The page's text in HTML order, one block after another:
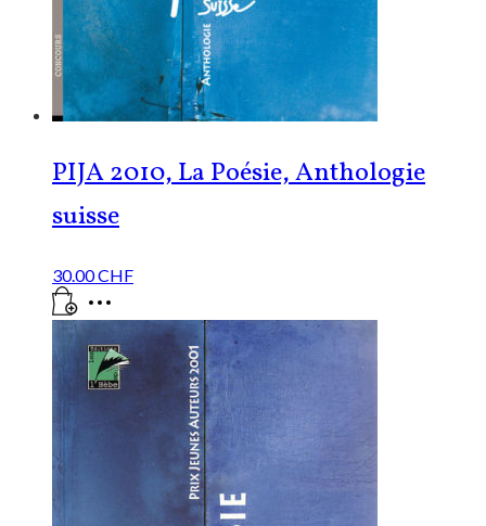
PIJA 2010, La Poésie, Anthologie
suisse
30.00CHF